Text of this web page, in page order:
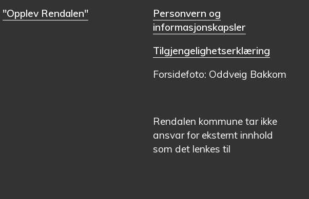
"Opplev Rendalen"
Personvern og
informasjonskapsler
Tilgjengelighetserklæring
Forsidefoto: Oddveig Bakkom
Rendalen kommune tar ikke
ansvar for eksternt innhold
som det lenkes til